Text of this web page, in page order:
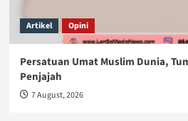
Artikel Opini
Persatuan Umat Muslim Dunia,
Penjajah
7 August, 2026